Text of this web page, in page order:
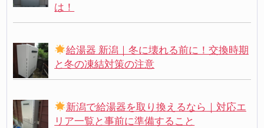
は！
給湯器 新潟｜冬に壊れる前に！交換時期
と冬の凍結対策の注意
新潟で給湯器を取り換えるなら｜対応エ
リア一覧と事前に準備すること